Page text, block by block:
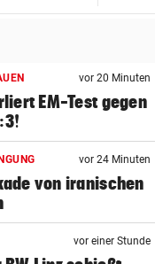
vor 20 Minuten
EM-Test gegen
vor 24 Minuten
von iranischen
vor einer Stunde